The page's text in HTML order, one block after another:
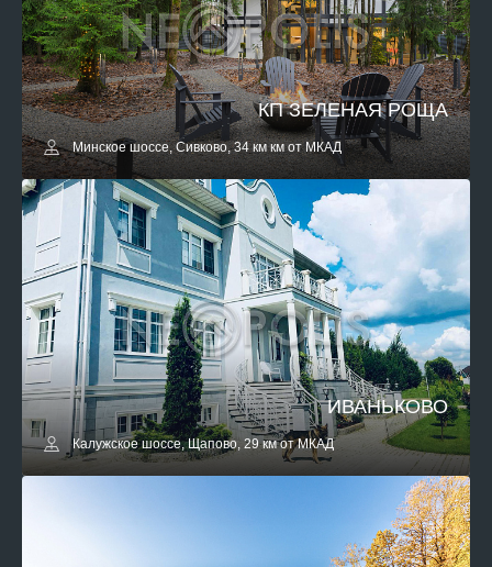
КП ЗЕЛЕНАЯ РОЩА
Минское шоссе, Сивково, 34 км км от МКАД
ИВАНЬКОВО
Калужское шоссе, Щапово, 29 км от МКАД